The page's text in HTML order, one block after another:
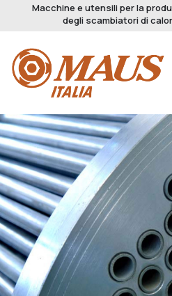
Macchine e utensili per la
degli scambiatori di